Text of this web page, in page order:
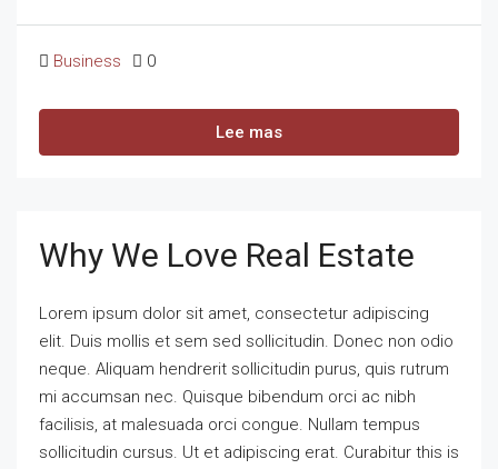
Business 0
Lee mas
Why We Love Real Estate
Lorem ipsum dolor sit amet, consectetur adipiscing
elit. Duis mollis et sem sed sollicitudin. Donec non odio
neque. Aliquam hendrerit sollicitudin purus, quis rutrum
mi accumsan nec. Quisque bibendum orci ac nibh
facilisis, at malesuada orci congue. Nullam tempus
sollicitudin cursus. Ut et adipiscing erat. Curabitur this is